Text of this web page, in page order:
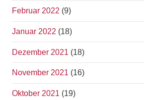
Februar 2022 (9)
Januar 2022 (18)
Dezember 2021 (18)
November 2021 (16)
Oktober 2021 (19)